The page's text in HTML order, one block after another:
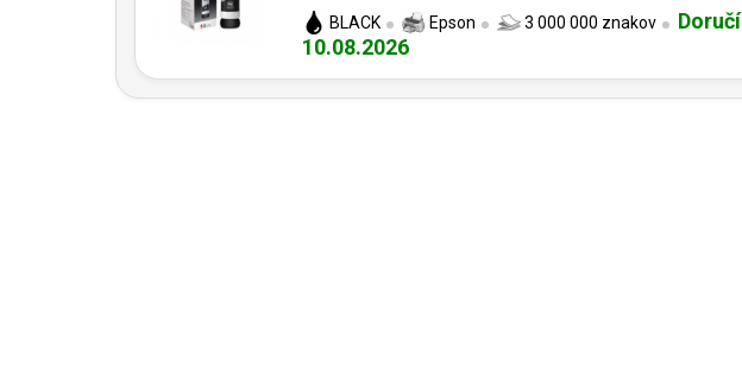
BLACK Epson 3 000 000 znakov
10.08.2026